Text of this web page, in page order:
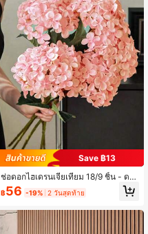
Save ฿13
ช่อดอกไฮเดรนเจียเทียม 18/9 ชิ้น - ดอ
กไฮเดรนเจียผ้าไหมเสมือนจริง เหมาะ
สำหรับช่อดอกไม้แต่งงาน DIY, ตกแต่งเ
(ห้องนั่งเล่น, ห้องครัว, สวน, โรงแรม), ข
฿56 -19% 2 วันสุดท้าย